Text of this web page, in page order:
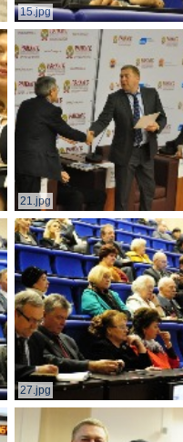
15.jpg
21.jpg
27.jpg